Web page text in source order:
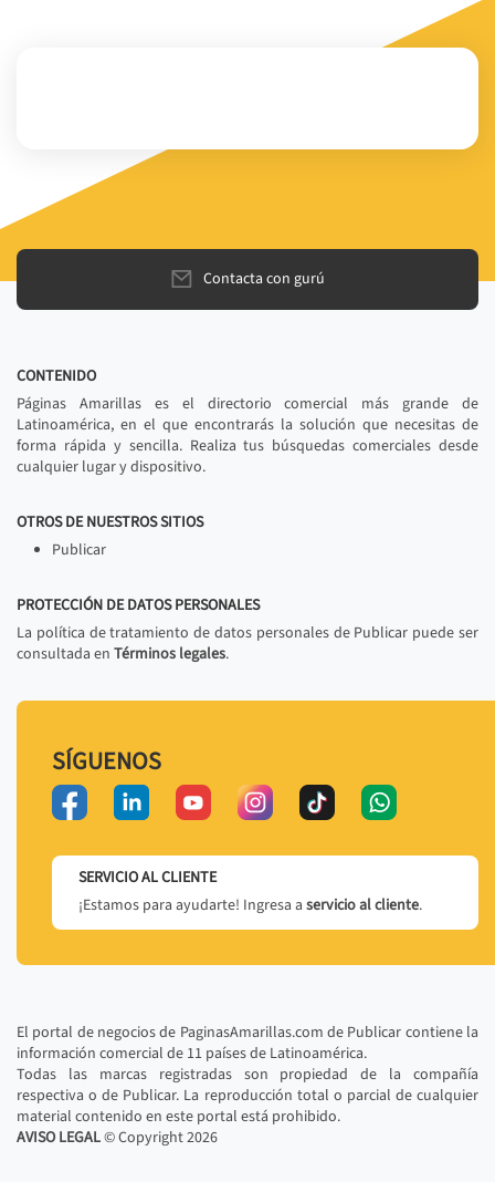
Contacta con gurú
CONTENIDO
Páginas Amarillas es el directorio comercial más grande de
Latinoamérica, en el que encontrarás la solución que necesitas de
forma rápida y sencilla. Realiza tus búsquedas comerciales desde
cualquier lugar y dispositivo.
OTROS DE NUESTROS SITIOS
Publicar
PROTECCIÓN DE DATOS PERSONALES
La política de tratamiento de datos personales de Publicar puede ser
consultada en Términos legales.
SÍGUENOS
SERVICIO AL CLIENTE
¡Estamos para ayudarte! Ingresa a servicio al cliente.
El portal de negocios de PaginasAmarillas.com de Publicar contiene la
información comercial de 11 países de Latinoamérica.
Todas las marcas registradas son propiedad de la compañía
respectiva o de Publicar. La reproducción total o parcial de cualquier
material contenido en este portal está prohibido.
AVISO LEGAL© Copyright2026